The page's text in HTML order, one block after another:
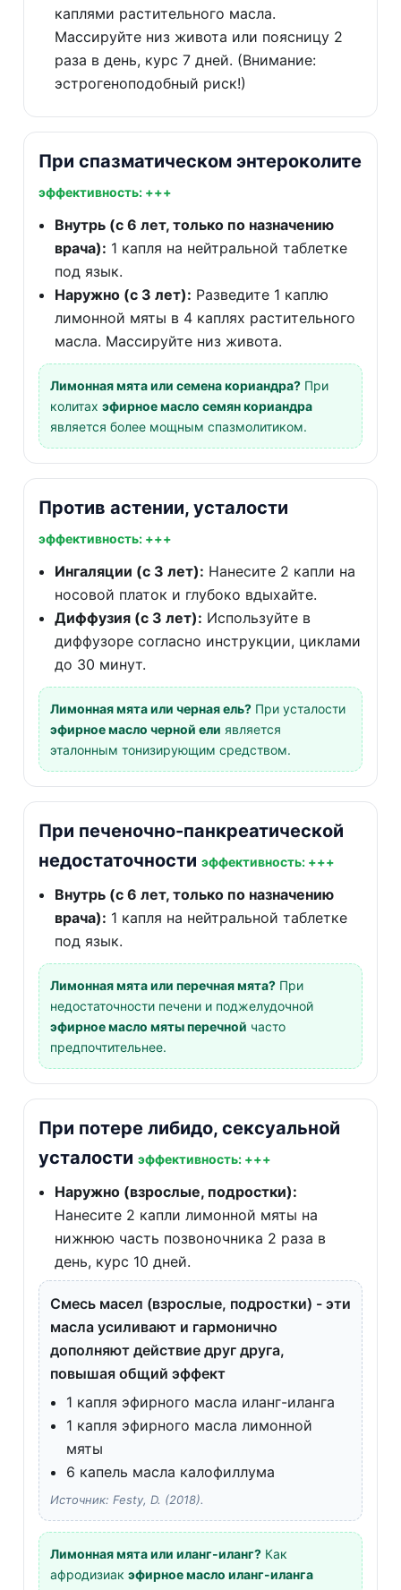
каплями растительного масла.
Массируйте низ живота или поясницу 2
раза в день, курс 7 дней. (Внимание:
эстрогеноподобный риск!)
При спазматическом энтероколите
эффективность: +++
Внутрь (с 6 лет, только по назначению
врача): 1 капля на нейтральной таблетке
под язык.
Наружно (с 3 лет): Разведите 1 каплю
лимонной мяты в 4 каплях растительного
масла. Массируйте низ живота.
Лимонная мята или семена кориандра? При
колитах эфирное масло семян кориандра
является более мощным спазмолитиком.
Против астении, усталости
эффективность: +++
Ингаляции (с 3 лет): Нанесите 2 капли на
носовой платок и глубоко вдыхайте.
Диффузия (с 3 лет): Используйте в
диффузоре согласно инструкции, циклами
до 30 минут.
Лимонная мята или черная ель? При усталости
эфирное масло черной ели является
эталонным тонизирующим средством.
При печеночно-панкреатической
недостаточности эффективность: +++
Внутрь (с 6 лет, только по назначению
врача): 1 капля на нейтральной таблетке
под язык.
Лимонная мята или перечная мята? При
недостаточности печени и поджелудочной
эфирное масло мяты перечной часто
предпочтительнее.
При потере либидо, сексуальной
усталости эффективность: +++
Наружно (взрослые, подростки):
Нанесите 2 капли лимонной мяты на
нижнюю часть позвоночника 2 раза в
день, курс 10 дней.
Смесь масел (взрослые, подростки) - эти
масла усиливают и гармонично
дополняют действие друг друга,
повышая общий эффект
1 капля эфирного масла иланг-иланга
1 капля эфирного масла лимонной
мяты
6 капель масла калофиллума
Источник: Festy, D. (2018).
Лимонная мята или иланг-иланг? Как
афродизиак эфирное масло иланг-иланга